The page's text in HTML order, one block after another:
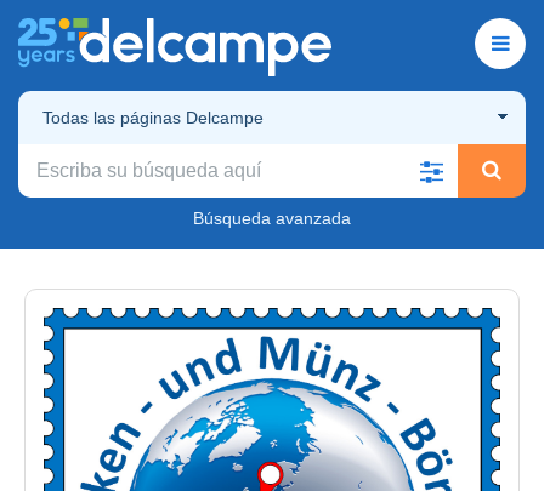
Todas las páginas Delcampe
Búsqueda avanzada